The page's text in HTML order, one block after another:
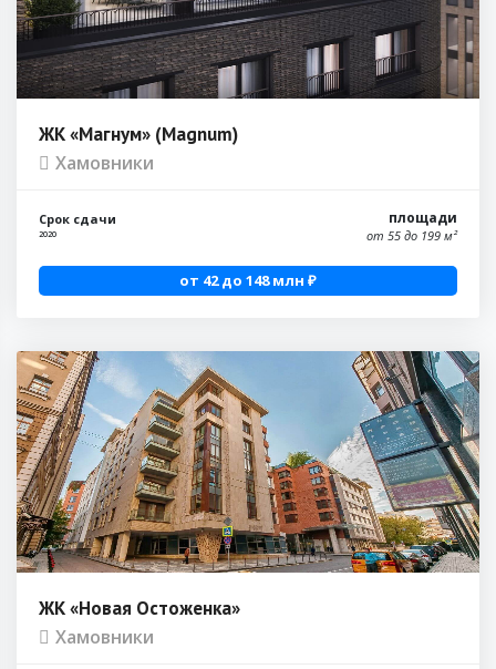
ЖК «Магнум» (Magnum)
Хамовники
Срок сдачи
2020
площади
от 55 до 199 м²
от 42 до 148 млн ₽
ЖК «Новая Остоженка»
Хамовники